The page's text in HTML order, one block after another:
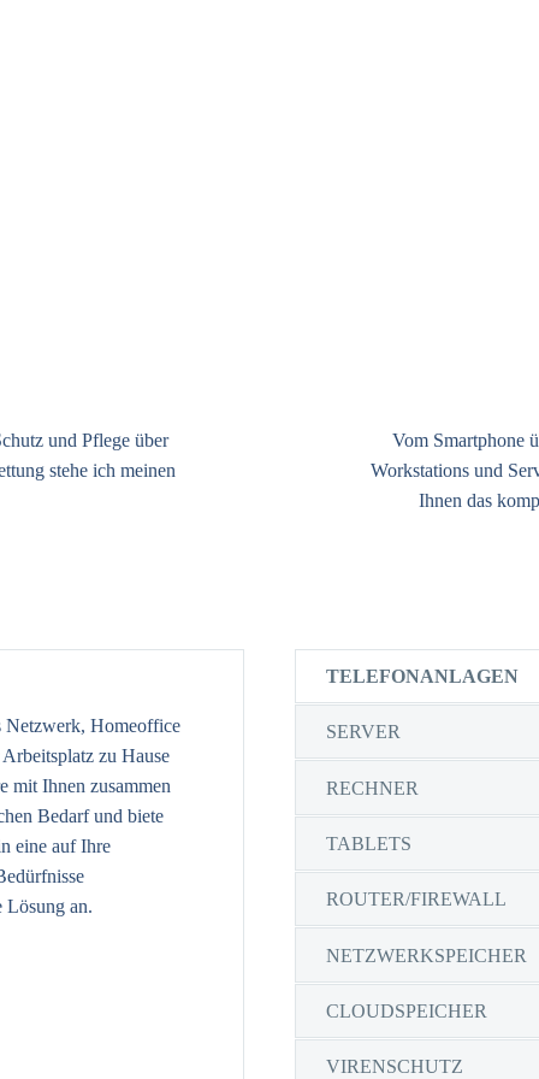
und Pflege über
stehe ich meinen
Netzwerk, Homeoffice
zu Hause
mit Ihnen zusammen
Bedarf und biete
eine auf Ihre
Lösung an.
Vom Smartphone
Workstations und
Ihnen das
TELEFONANLAGEN
SERVER
RECHNER
TABLETS
ROUTER/FIREWALL
NETZWERKSPEICHER
CLOUDSPEICHER
VIRENSCHUTZ